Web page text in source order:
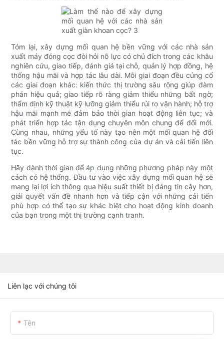
Tóm lại, xây dựng mối quan hệ bền vững với các nhà sản
xuất máy đóng cọc đòi hỏi nỗ lực có chủ đích trong các khâu
nghiên cứu, giao tiếp, đánh giá tại chỗ, quản lý hợp đồng, hệ
thống hậu mãi và hợp tác lâu dài. Mỗi giai đoạn đều củng cố
các giai đoạn khác: kiến ​​thức thị trường sâu rộng giúp đàm
phán hiệu quả; giao tiếp rõ ràng giảm thiểu những bất ngờ;
thẩm định kỹ thuật kỹ lưỡng giảm thiểu rủi ro vận hành; hỗ trợ
hậu mãi mạnh mẽ đảm bảo thời gian hoạt động liên tục; và
phát triển hợp tác tận dụng chuyên môn chung để đổi mới.
Cùng nhau, những yếu tố này tạo nên một mối quan hệ đối
tác bền vững hỗ trợ sự thành công của dự án và cải tiến liên
tục.
Hãy dành thời gian để áp dụng những phương pháp này một
cách có hệ thống. Đầu tư vào việc xây dựng mối quan hệ sẽ
mang lại lợi ích thông qua hiệu suất thiết bị đáng tin cậy hơn,
giải quyết vấn đề nhanh hơn và tiếp cận với những cải tiến
phù hợp có thể tạo sự khác biệt cho hoạt động kinh doanh
của bạn trong một thị trường cạnh tranh.
Liên lạc với chúng tôi
Tên